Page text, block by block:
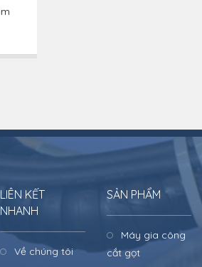
LIÊN KẾT
NHANH
Về chúng tôi
SẢN PHẨM
Máy gia công
cắt gọt